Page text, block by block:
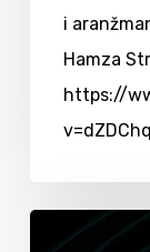
i
Hamza
https://